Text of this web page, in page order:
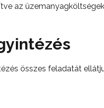
az
összes feladatát